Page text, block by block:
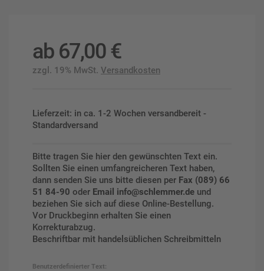
ab 67,00 €
zzgl. 19% MwSt. Versandkosten
Lieferzeit: in ca. 1-2 Wochen versandbereit -
Standardversand
Bitte tragen Sie hier den gewünschten Text ein.
Sollten Sie einen umfangreicheren Text haben,
dann senden Sie uns bitte diesen per Fax (089) 66
51 84-90 oder Email info@schlemmer.de und
beziehen Sie sich auf diese Online-Bestellung.
Vor Druckbeginn erhalten Sie einen
Korrekturabzug.
Beschriftbar mit handelsüblichen Schreibmitteln
Benutzerdefinierter Text: